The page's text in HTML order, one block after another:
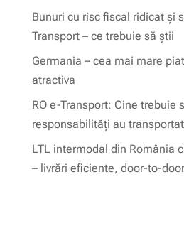
Bunuri cu risc fiscal ridicat și
Transport – ce trebuie să știi
Germania – cea mai mare
atractiva
RO e-Transport: Cine trebuie
responsabilități au
LTL intermodal din România
– livrări eficiente, door-to-door